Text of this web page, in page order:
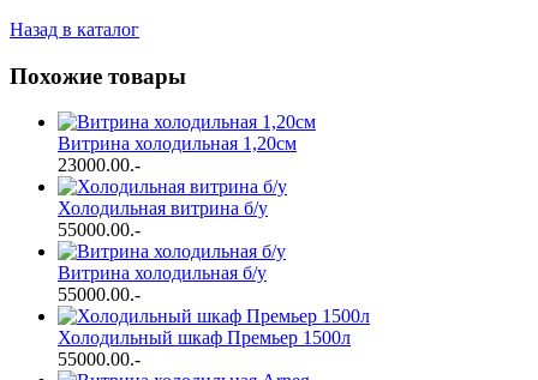
Назад в каталог
Похожие товары
Витрина холодильная 1,20см
23000.00.-
Холодильная витрина б/у
55000.00.-
Витрина холодильная б/у
55000.00.-
Холодильный шкаф Премьер 1500л
55000.00.-